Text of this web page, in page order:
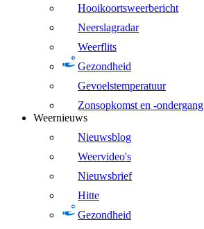
Hooikoortsweerbericht
Neerslagradar
Weerflits
Gezondheid
Gevoelstemperatuur
Zonsopkomst en -ondergang
Weernieuws
Nieuwsblog
Weervideo's
Nieuwsbrief
Hitte
Gezondheid